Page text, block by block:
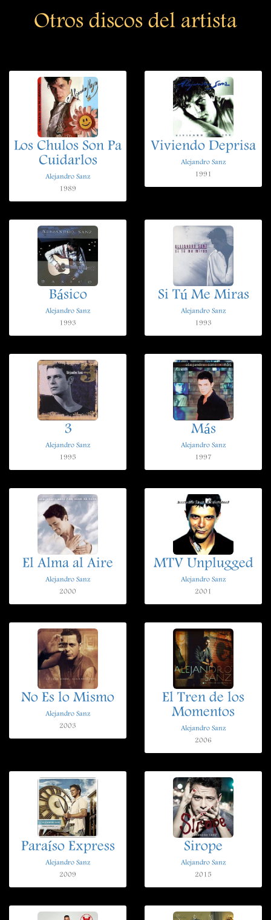
Otros discos del artista
Los Chulos Son Pa
Cuidarlos
Alejandro Sanz
1989
Viviendo Deprisa
Alejandro Sanz
1991
Básico
Alejandro Sanz
1993
Si Tú Me Miras
Alejandro Sanz
1993
3
Alejandro Sanz
1995
Más
Alejandro Sanz
1997
El Alma al Aire
Alejandro Sanz
2000
MTV Unplugged
Alejandro Sanz
2001
No Es lo Mismo
Alejandro Sanz
2003
El Tren de los
Momentos
Alejandro Sanz
2006
Paraíso Express
Alejandro Sanz
2009
Sirope
Alejandro Sanz
2015